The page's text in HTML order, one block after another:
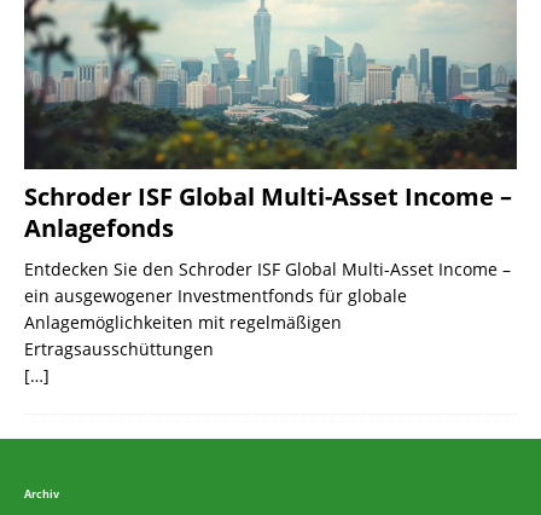
Schroder ISF Global Multi-Asset Income –
Anlagefonds
Entdecken Sie den Schroder ISF Global Multi-Asset Income –
ein ausgewogener Investmentfonds für globale
Anlagemöglichkeiten mit regelmäßigen
Ertragsausschüttungen
[…]
Archiv